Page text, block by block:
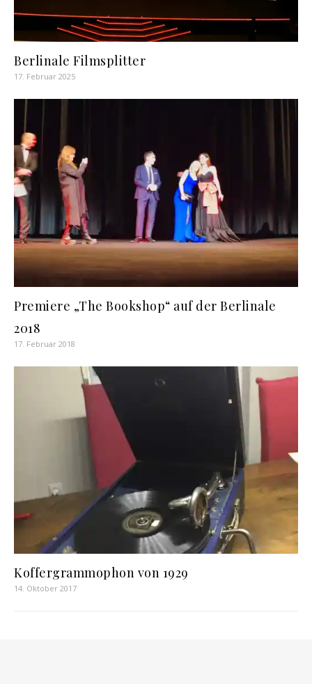
Berlinale Filmsplitter
17. Februar 2025
Premiere „The Bookshop“ auf der Berlinale
2018
17. Februar 2018
Koffergrammophon von 1929
14. Oktober 2017